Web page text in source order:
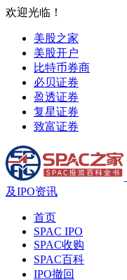
欢迎光临！
美股之家
美股开户
比特币券商
必贝证券
盈透证券
复星证券
致富证券
及IPO资讯
首页
SPAC IPO
SPAC收购
SPAC百科
IPO撤回